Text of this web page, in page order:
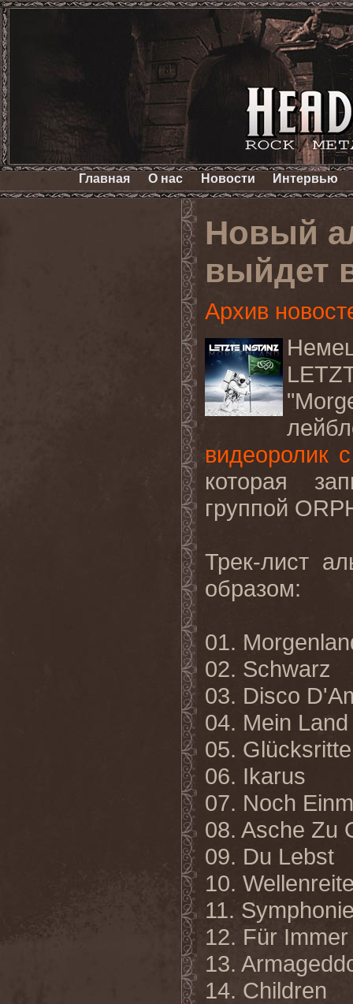
Главная О нас Новости Интервью
Новый
выйдет
Архив
видеоролик
которая
группой
Трек-лист
образом:
01.
02. Schwarz
03. Disco
04. Mein Land
05.
06. Ikarus
07. Noch
08. Asche Zu
09. Du Lebst
10.
11.
12. Für
13.
14. Children